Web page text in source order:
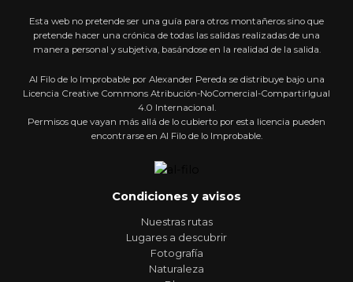
Esta web no pretende ser una guía para otros montañeros sino que
pretende hacer una crónica de todas las salidas realizadas de una
manera personal y subjetiva, basándose en la realidad de la salida.
Al Filo de lo Improbable por Alexander Pereda se distribuye bajo una
Licencia Creative Commons Atribución-NoComercial-CompartirIgual
4.0 Internacional.
Permisos que vayan más allá de lo cubierto por esta licencia pueden
encontrarse en Al Filo de lo Improbable.
Condiciones y avisos
Nuestras rutas
Lugares a descubrir
Fotografía
Naturaleza